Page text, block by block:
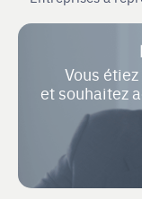
Vous
et souhaitez